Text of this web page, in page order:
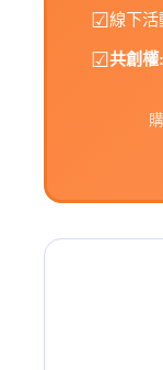
☑線下活
☑共創權